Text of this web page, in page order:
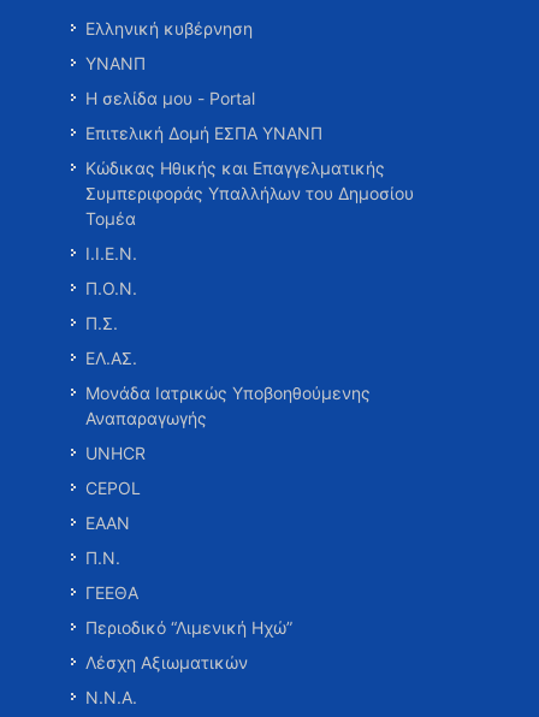
Ελληνική κυβέρνηση
ΥΝΑΝΠ
Η σελίδα μου - Portal
Επιτελική Δομή ΕΣΠΑ ΥΝΑΝΠ
Κώδικας Ηθικής και Επαγγελματικής
Συμπεριφοράς Υπαλλήλων του Δημοσίου
Τομέα
Ι.Ι.Ε.Ν.
Π.Ο.Ν.
Π.Σ.
ΕΛ.ΑΣ.
Μονάδα Ιατρικώς Υποβοηθούμενης
Αναπαραγωγής
UNHCR
CEPOL
ΕΑΑΝ
Π.Ν.
ΓΕΕΘΑ
Περιοδικό “Λιμενική Ηχώ”
Λέσχη Αξιωματικών
Ν.Ν.Α.